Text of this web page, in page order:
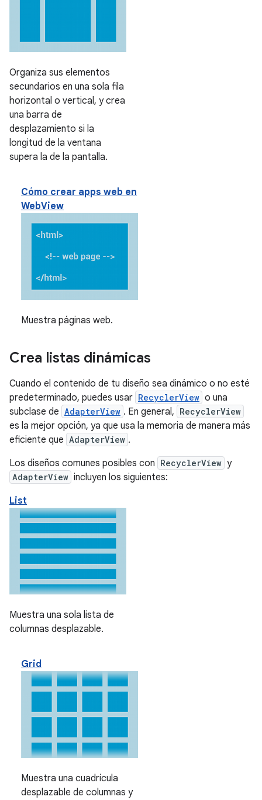
Organiza sus elementos
secundarios en una sola fila
horizontal o vertical, y crea
una barra de
desplazamiento si la
longitud de la ventana
supera la de la pantalla.
Cómo crear apps web en
WebView
Muestra páginas web.
Crea listas dinámicas
Cuando el contenido de tu diseño sea dinámico o no esté
predeterminado, puedes usar RecyclerView o una
subclase de AdapterView . En general, RecyclerView
es la mejor opción, ya que usa la memoria de manera más
eficiente que AdapterView .
Los diseños comunes posibles con RecyclerView y
AdapterView incluyen los siguientes:
List
Muestra una sola lista de
columnas desplazable.
Grid
Muestra una cuadrícula
desplazable de columnas y